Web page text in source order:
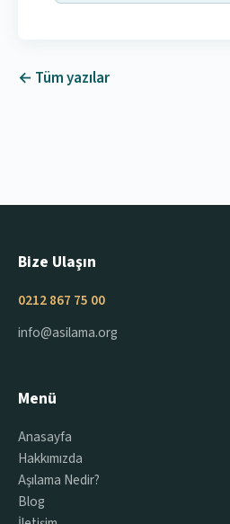
← Tüm yazılar
Bize Ulaşın
0212 867 75 00
info@asilama.org
Menü
Anasayfa
Hakkımızda
Aşılama Nedir?
Blog